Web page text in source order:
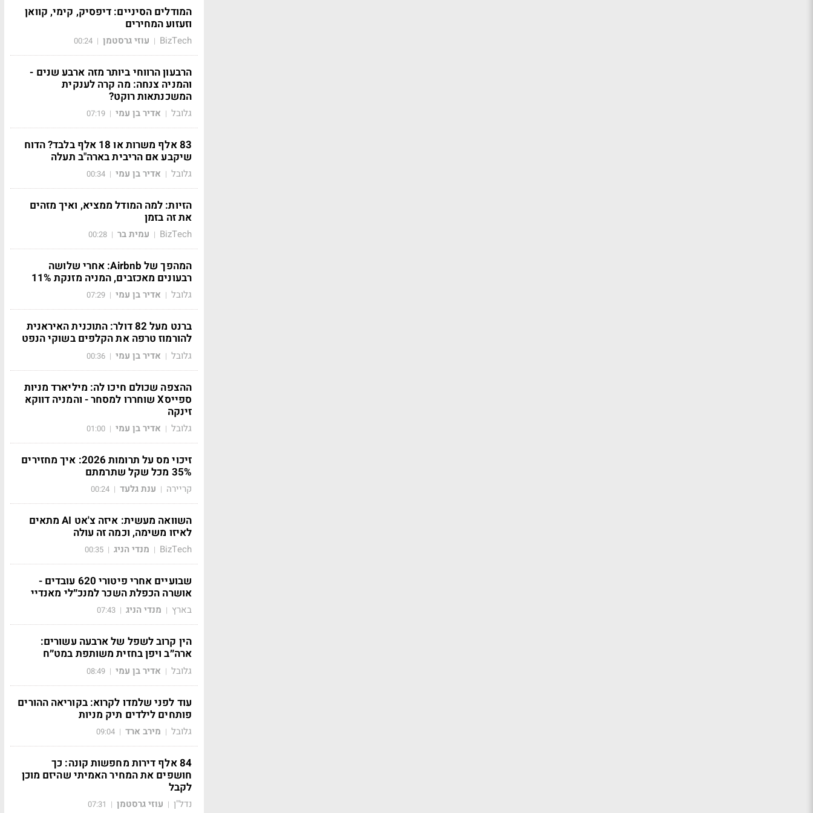
המודלים הסיניים: דיפסיק, קימי, קוואן
וזעזוע המחירים
BizTech
| עוזי גרסטמן |
00:24
הרבעון הרווחי ביותר מזה ארבע שנים -
והמניה צנחה: מה קרה לענקית
המשכנתאות רוקט?
גלובל | אדיר בן עמי |
07:19
83 אלף משרות או 18 אלף בלבד? הדוח
שיקבע אם הריבית בארה"ב תעלה
גלובל | אדיר בן עמי |
00:34
הזיות: למה המודל ממציא, ואיך מזהים
את זה בזמן
BizTech
| עמית בר |
00:28
המהפך של Airbnb: אחרי שלושה
רבעונים מאכזבים, המניה מזנקת 11%
גלובל | אדיר בן עמי |
07:29
ברנט מעל 82 דולר: התוכנית האיראנית
להורמוז טרפה את הקלפים בשוקי הנפט
גלובל | אדיר בן עמי |
00:36
ההצפה שכולם חיכו לה: מיליארד מניות
ספייסX שוחררו למסחר - והמניה דווקא
זינקה
גלובל | אדיר בן עמי |
01:00
זיכוי מס על תרומות 2026: איך מחזירים
35% מכל שקל שתרמתם
קריירה | ענת גלעד |
00:24
השוואה מעשית: איזה צ'אט AI מתאים
לאיזו משימה, וכמה זה עולה
BizTech
| מנדי הניג |
00:35
שבועיים אחרי פיטורי 620 עובדים -
אושרה הכפלת השכר למנכ״לי מאנדיי
בארץ | מנדי הניג |
07:43
הין קרוב לשפל של ארבעה עשורים:
ארה״ב ויפן בחזית משותפת במט״ח
גלובל | אדיר בן עמי |
08:49
עוד לפני שלמדו לקרוא: בקוריאה ההורים
פותחים לילדים תיק מניות
גלובל | מירב ארד |
09:04
84 אלף דירות מחפשות קונה: כך
חושפים את המחיר האמיתי שהיזם מוכן
לקבל
נדל"ן | עוזי גרסטמן |
07:31